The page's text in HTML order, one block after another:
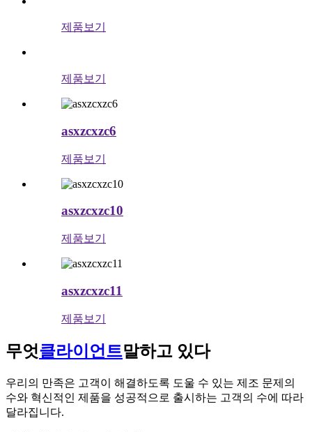
제품보기
제품보기
asxzcxzc6
제품보기
asxzcxzc10
제품보기
asxzcxzc11
제품보기
무엇클라이언트말하고 있다
우리의 만족은 고객이 해결하도록 도울 수 있는 제조 문제의
수와 혁신적인 제품을 성공적으로 출시하는 고객의 수에 따라
달라집니다.